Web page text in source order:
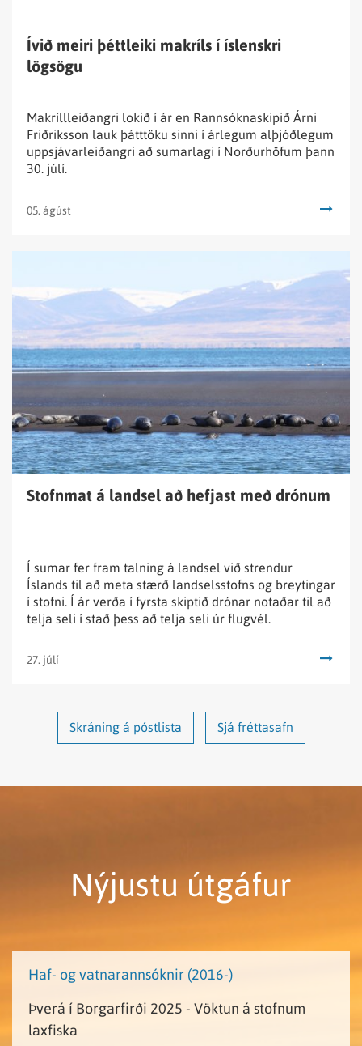
05. ágúst
Ívið meiri þéttleiki makríls í íslenskri
lögsögu
Makríllleiðangri lokið í ár en Rannsóknaskipið Árni
Friðriksson lauk þátttöku sinni í árlegum alþjóðlegum
uppsjávarleiðangri að sumarlagi í Norðurhöfum þann
30. júlí.
27. júlí
Stofnmat á landsel að hefjast með drónum
Í sumar fer fram talning á landsel við strendur
Íslands til að meta stærð landselsstofns og breytingar
í stofni. Í ár verða í fyrsta skiptið drónar notaðar til að
telja seli í stað þess að telja seli úr flugvél.
Stofnmat
á
landsel
að
með
drónum
Skráning á póstlista Sjá fréttasafn
Nýjustu útgáfur
Haf- og vatnarannsóknir (2016-)
Þverá í Borgarfirði 2025 - Vöktun á stofnum
laxfiska